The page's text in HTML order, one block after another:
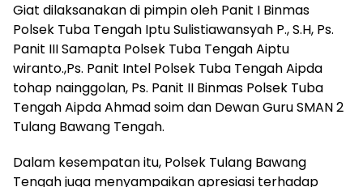
Giat dilaksanakan di pimpin oleh Panit I Binmas
Polsek Tuba Tengah Iptu Sulistiawansyah P., S.H, Ps.
Panit III Samapta Polsek Tuba Tengah Aiptu
wiranto.,Ps. Panit Intel Polsek Tuba Tengah Aipda
tohap nainggolan, Ps. Panit II Binmas Polsek Tuba
Tengah Aipda Ahmad soim dan Dewan Guru SMAN 2
Tulang Bawang Tengah.
Dalam kesempatan itu, Polsek Tulang Bawang
Tengah juga menyampaikan apresiasi terhadap